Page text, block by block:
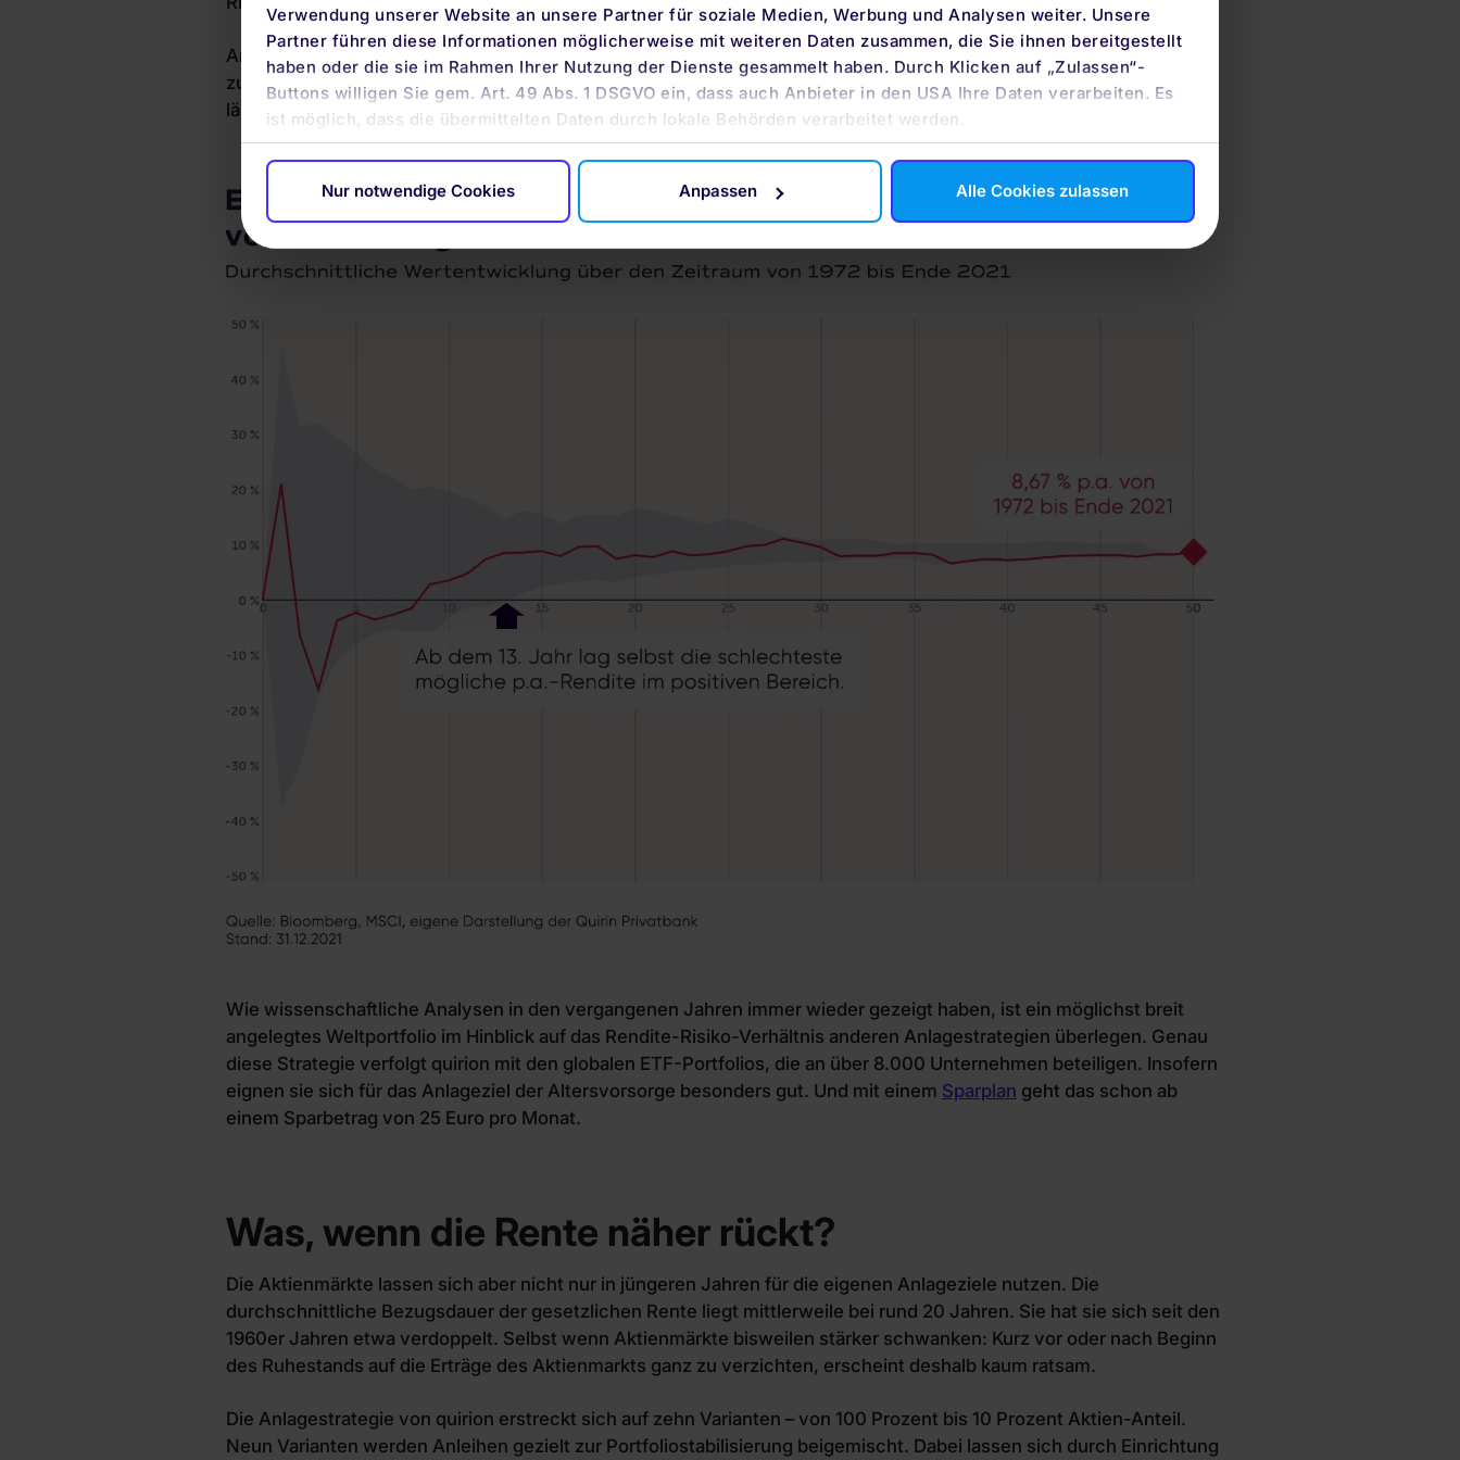
Verwendung unserer Website an unsere Partner für soziale Medien, Werbung und Analysen weiter. Unsere
Partner führen diese Informationen möglicherweise mit weiteren Daten zusammen, die Sie ihnen bereitgestellt
haben oder die sie im Rahmen Ihrer Nutzung der Dienste gesammelt haben. Durch Klicken auf „Zulassen“-
Buttons willigen Sie gem. Art. 49 Abs. 1 DSGVO ein, dass auch Anbieter in den USA Ihre Daten verarbeiten. Es
ist möglich, dass die übermittelten Daten durch lokale Behörden verarbeitet werden.
Nur notwendige Cookies Anpassen Alle Cookies zulassen
Anders ist das mit ganzen Märkten. Die verschwinden nicht so einfach. Mit dem Anlagehorizont verringern sich
zudem die Auswirkungen von Wertschwankungen, wie sich am Beispiel des breit angelegten MSCI World zeigen
lässt. Der MSCI World Index bezieht sich auf rund 1.500 Unternehmen.
Wie wissenschaftliche Analysen in den vergangenen Jahren immer wieder gezeigt haben, ist ein möglichst breit
angelegtes Weltportfolio im Hinblick auf das Rendite-Risiko-Verhältnis anderen Anlagestrategien überlegen. Genau
diese Strategie verfolgt quirion mit den globalen ETF-Portfolios, die an über 8.000 Unternehmen beteiligen. Insofern
eignen sie sich für das Anlageziel der Altersvorsorge besonders gut. Und mit einem Sparplan geht das schon ab
einem Sparbetrag von 25 Euro pro Monat.
Was, wenn die Rente näher rückt?
Die Aktienmärkte lassen sich aber nicht nur in jüngeren Jahren für die eigenen Anlageziele nutzen. Die
durchschnittliche Bezugsdauer der gesetzlichen Rente liegt mittlerweile bei rund 20 Jahren. Sie hat sie sich seit den
1960er Jahren etwa verdoppelt. Selbst wenn Aktienmärkte bisweilen stärker schwanken: Kurz vor oder nach Beginn
des Ruhestands auf die Erträge des Aktienmarkts ganz zu verzichten, erscheint deshalb kaum ratsam.
Die Anlagestrategie von quirion erstreckt sich auf zehn Varianten – von 100 Prozent bis 10 Prozent Aktien-Anteil.
Neun Varianten werden Anleihen gezielt zur Portfoliostabilisierung beigemischt. Dabei lassen sich durch Einrichtung